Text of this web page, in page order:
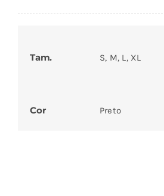
Tam. S, M, L, XL
Cor Preto